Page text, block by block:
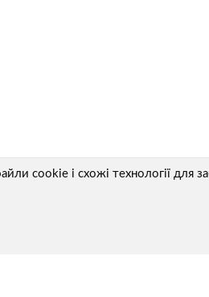
cookie і схожі технології для